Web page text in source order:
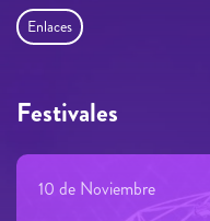
Enlaces
Festivales
10 de Noviembre